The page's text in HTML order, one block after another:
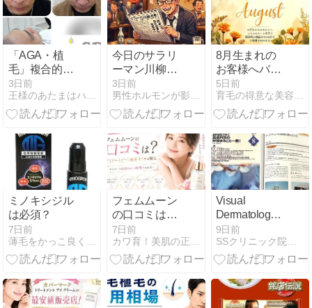
いる人へ】
「AGA・植
毛」複合的お
悩み（数年経
過写真あり）
3日前
王様のあたまはハゲてない！？−フサ坊主への道ー
今日のサラリ
ーマン川柳の
テーマ「奥さ
ん・恋人・家
庭」
3日前
男性ホルモンが影響する抜け毛とハゲの関係
8月生まれの
お客様へバー
スデイクーポ
ンと「福袋セ
ール」〆切の
5日前
育毛の得意な美容室アトリエカラーズ
ミノキシジル
は必須？
7日前
フェムムーン
の口コミは？
デリケートゾ
ーン保湿オイ
ルを解説【デ
みから解放さ
れた方へ】
7日前
Visual
Dermatology
2026年8月号
9日前